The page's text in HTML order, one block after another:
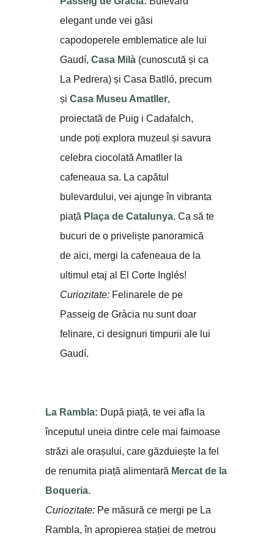
elegant unde vei găsi
capodoperele emblematice ale lui
Gaudí, Casa Milà (cunoscută și ca
La Pedrera) și Casa Batlló, precum
și Casa Museu Amatller,
proiectată de Puig i Cadafalch,
unde poți explora muzeul și savura
celebra ciocolată Amatller la
cafeneaua sa. La capătul
bulevardului, vei ajunge în vibranta
piață Plaça de Catalunya. Ca să te
bucuri de o priveliște panoramică
de aici, mergi la cafeneaua de la
ultimul etaj al El Corte Inglés!
Curiozitate: Felinarele de pe
Passeig de Gràcia nu sunt doar
felinare, ci designuri timpurii ale lui
Gaudí.
La Rambla: După piață, te vei afla la
începutul uneia dintre cele mai faimoase
străzi ale orașului, care găzduiește la fel
de renumita piață alimentară Mercat de la
Boqueria.
Curiozitate: Pe măsură ce mergi pe La
Rambla, în apropierea stației de metrou